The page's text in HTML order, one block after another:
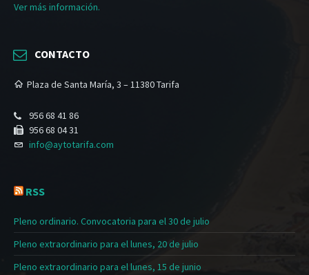
Ver más información.
CONTACTO
Plaza de Santa María, 3 – 11380 Tarifa
956 68 41 86
956 68 04 31
info@aytotarifa.com
RSS
Pleno ordinario. Convocatoria para el 30 de julio
Pleno extraordinario para el lunes, 20 de julio
Pleno extraordinario para el lunes, 15 de junio